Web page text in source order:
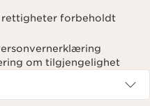
rettigheter forbeholdt
om tilgjengelighet